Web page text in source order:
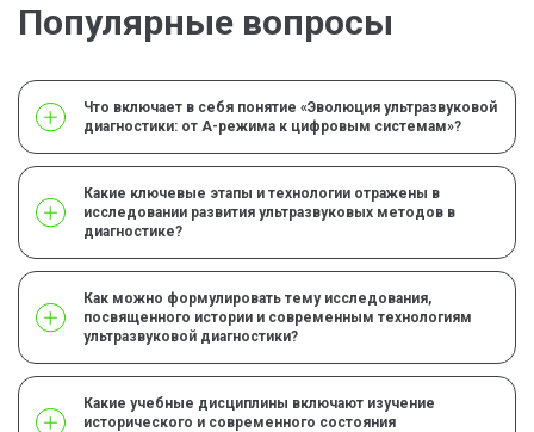
Популярные вопросы
Что включает в себя понятие «Эволюция ультразвуковой
диагностики: от А-режима к цифровым системам»?
Какие ключевые этапы и технологии отражены в
исследовании развития ультразвуковых методов в
диагностике?
Как можно формулировать тему исследования,
посвященного истории и современным технологиям
ультразвуковой диагностики?
Какие учебные дисциплины включают изучение
исторического и современного состояния